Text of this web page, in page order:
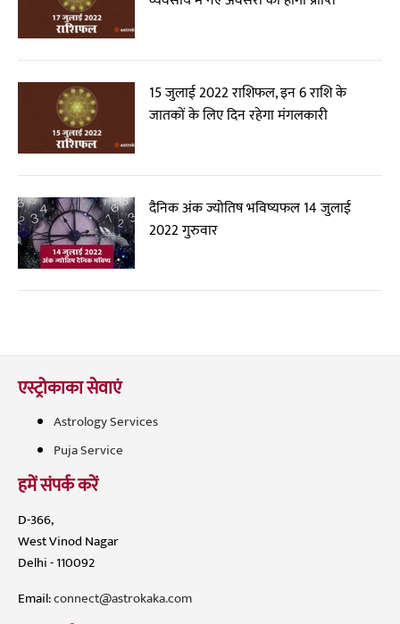
15 जुलाई 2022 राशिफल, इन 6 राशि के
जातकों के लिए दिन रहेगा मंगलकारी
दैनिक अंक ज्योतिष भविष्यफल 14 जुलाई
2022 गुरुवार
एस्ट्रोकाका सेवाएं
Astrology Services
Puja Service
हमें संपर्क करें
D-366,
West Vinod Nagar
Delhi - 110092
Email:connect@astrokaka.com